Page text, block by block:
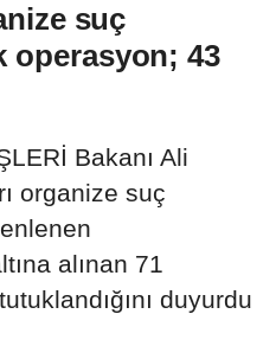
suç
operasyon; 43
Bakanı Ali
organize suç
alınan 71
duyurdu